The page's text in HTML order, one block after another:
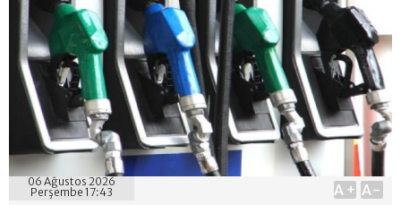
06 Ağustos 2026
Perşembe 17:43
A+ A-